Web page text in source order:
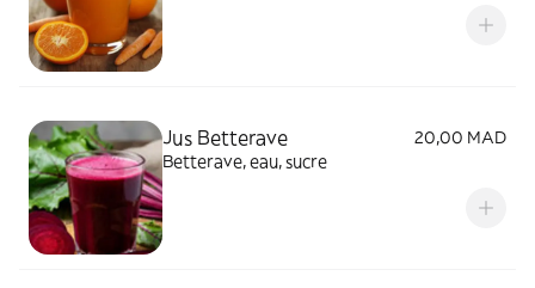
Jus Betterave
20,00 MAD
Betterave, eau, sucre